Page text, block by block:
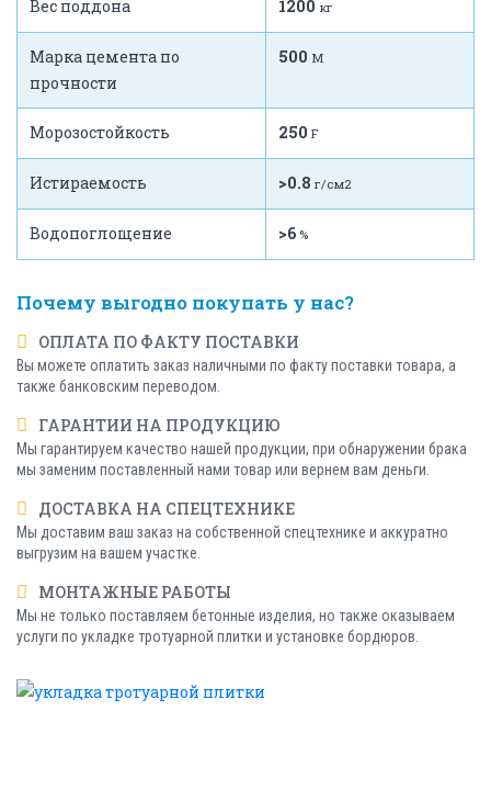
Вес поддона 1200 кг
Марка цемента по
прочности
500 М
Морозостойкость 250 F
Истираемость >0.8 г/см2
Водопоглощение >6%
Почему выгодно покупать у нас?
ОПЛАТА ПО ФАКТУ ПОСТАВКИ
Вы можете оплатить заказ наличными по факту поставки товара, а
также банковским переводом.
ГАРАНТИИ НА ПРОДУКЦИЮ
Мы гарантируем качество нашей продукции, при обнаружении брака
мы заменим поставленный нами товар или вернем вам деньги.
ДОСТАВКА НА СПЕЦТЕХНИКЕ
Мы доставим ваш заказ на собственной спецтехнике и аккуратно
выгрузим на вашем участке.
МОНТАЖНЫЕ РАБОТЫ
Мы не только поставляем бетонные изделия, но также оказываем
услуги по укладке тротуарной плитки и установке бордюров.